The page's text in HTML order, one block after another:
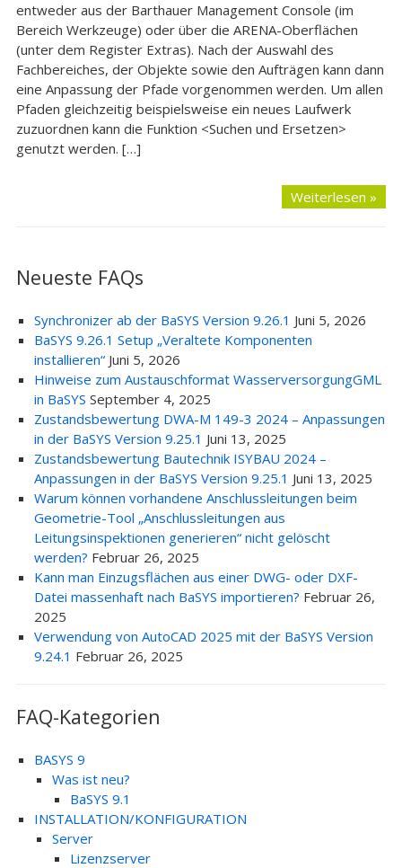
entweder aus der Barthauer Management Console (im
Bereich Werkzeuge) oder über die ARENA-Oberflächen
(unter dem Register Extras). Nach der Auswahl des
Fachbereiches, der Objekte sowie den Aufträgen kann dann
eine Anpassung der Pfade vorgenommen werden. Um allen
Pfaden gleichzeitig beispielsweise ein neues Laufwerk
zuzuordnen kann die Funktion <Suchen und Ersetzen>
genutzt werden. […]
Weiterlesen »
Neueste FAQs
Synchronizer ab der BaSYS Version 9.26.1 Juni 5, 2026
BaSYS 9.26.1 Setup „Veraltete Komponenten
installieren“ Juni 5, 2026
Hinweise zum Austauschformat WasserversorgungGML
in BaSYS September 4, 2025
Zustandsbewertung DWA-M 149-3 2024 – Anpassungen
in der BaSYS Version 9.25.1 Juni 13, 2025
Zustandsbewertung Bautechnik ISYBAU 2024 –
Anpassungen in der BaSYS Version 9.25.1 Juni 13, 2025
Warum können vorhandene Anschlussleitungen beim
Geometrie-Tool „Anschlussleitungen aus
Leitungsinspektionen generieren“ nicht gelöscht
werden? Februar 26, 2025
Kann man Einzugsflächen aus einer DWG- oder DXF-
Datei massenhaft nach BaSYS importieren? Februar 26,
2025
Verwendung von AutoCAD 2025 mit der BaSYS Version
9.24.1 Februar 26, 2025
FAQ-Kategorien
BASYS 9
Was ist neu?
BaSYS 9.1
INSTALLATION/KONFIGURATION
Server
Lizenzserver